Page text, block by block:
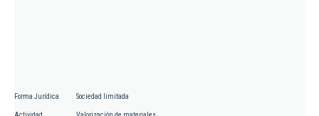
Forma Jurídica Sociedad limitada